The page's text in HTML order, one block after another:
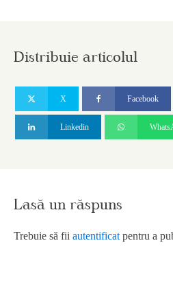
Distribuie articolul
X Facebook
Linkedin
Lasă un răspuns
Trebuie să fii autentificat pentru a